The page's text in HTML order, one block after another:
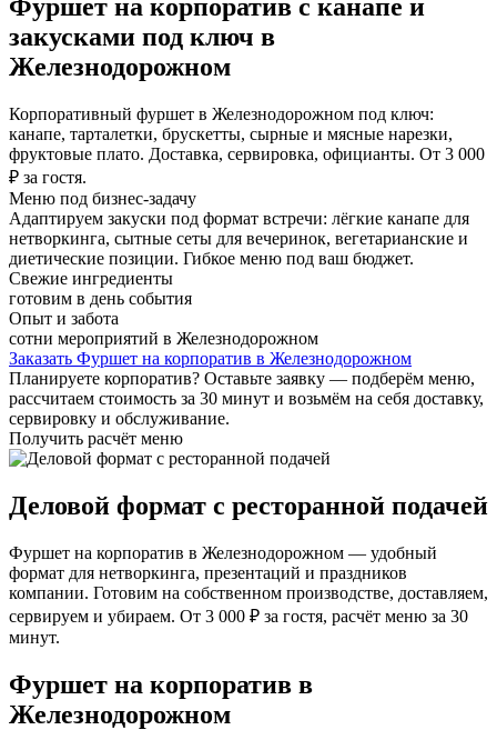
Фуршет на корпоратив с канапе и
закусками под ключ в
Железнодорожном
Корпоративный фуршет в Железнодорожном под ключ:
канапе, тарталетки, брускетты, сырные и мясные нарезки,
фруктовые плато. Доставка, сервировка, официанты. От 3 000
₽ за гостя.
Меню под бизнес-задачу
Адаптируем закуски под формат встречи: лёгкие канапе для
нетворкинга, сытные сеты для вечеринок, вегетарианские и
диетические позиции. Гибкое меню под ваш бюджет.
Свежие ингредиенты
готовим в день события
Опыт и забота
сотни мероприятий в Железнодорожном
Заказать Фуршет на корпоратив в Железнодорожном
Планируете корпоратив? Оставьте заявку — подберём меню,
рассчитаем стоимость за 30 минут и возьмём на себя доставку,
сервировку и обслуживание.
Получить расчёт меню
Деловой формат с ресторанной подачей
Фуршет на корпоратив в Железнодорожном — удобный
формат для нетворкинга, презентаций и праздников
компании. Готовим на собственном производстве, доставляем,
сервируем и убираем. От 3 000 ₽ за гостя, расчёт меню за 30
минут.
Фуршет на корпоратив в
Железнодорожном